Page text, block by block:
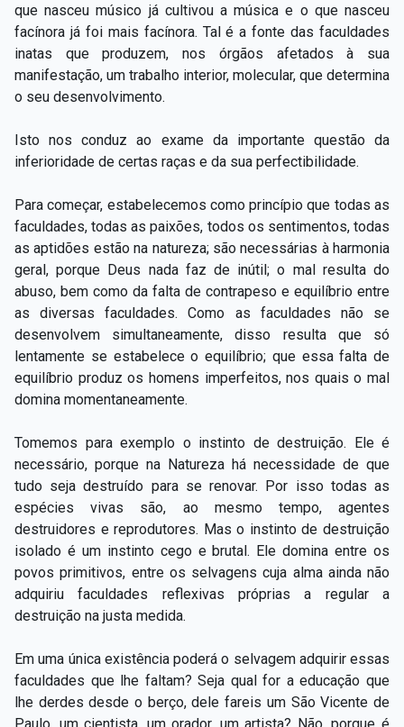
que nasceu músico já cultivou a música e o que nasceu
facínora já foi mais facínora. Tal é a fonte das faculdades
inatas que produzem, nos órgãos afetados à sua
manifestação, um trabalho interior, molecular, que determina
o seu desenvolvimento.
Isto nos conduz ao exame da importante questão da
inferioridade de certas raças e da sua perfectibilidade.
Para começar, estabelecemos como princípio que todas as
faculdades, todas as paixões, todos os sentimentos, todas
as aptidões estão na natureza; são necessárias à harmonia
geral, porque Deus nada faz de inútil; o mal resulta do
abuso, bem como da falta de contrapeso e equilíbrio entre
as diversas faculdades. Como as faculdades não se
desenvolvem simultaneamente, disso resulta que só
lentamente se estabelece o equilíbrio; que essa falta de
equilíbrio produz os homens imperfeitos, nos quais o mal
domina momentaneamente.
Tomemos para exemplo o instinto de destruição. Ele é
necessário, porque na Natureza há necessidade de que
tudo seja destruído para se renovar. Por isso todas as
espécies vivas são, ao mesmo tempo, agentes
destruidores e reprodutores. Mas o instinto de destruição
isolado é um instinto cego e brutal. Ele domina entre os
povos primitivos, entre os selvagens cuja alma ainda não
adquiriu faculdades reflexivas próprias a regular a
destruição na justa medida.
Em uma única existência poderá o selvagem adquirir essas
faculdades que lhe faltam? Seja qual for a educação que
lhe derdes desde o berço, dele fareis um São Vicente de